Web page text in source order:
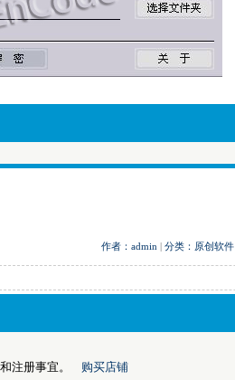
作者：admin | 分类：原创软件
注册事宜。 购买店铺